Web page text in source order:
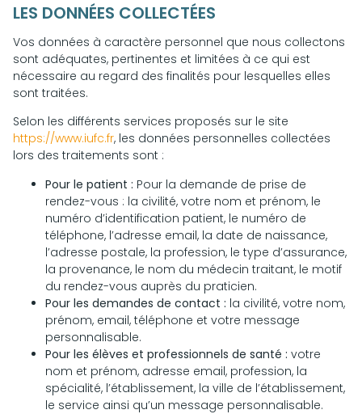
LES DONNÉES COLLECTÉES
Vos données à caractère personnel que nous collectons
sont adéquates, pertinentes et limitées à ce qui est
nécessaire au regard des finalités pour lesquelles elles
sont traitées.
Selon les différents services proposés sur le site
https://www.iufc.fr, les données personnelles collectées
lors des traitements sont :
Pour le patient : Pour la demande de prise de
rendez-vous : la civilité, votre nom et prénom, le
numéro d’identification patient, le numéro de
téléphone, l’adresse email, la date de naissance,
l’adresse postale, la profession, le type d’assurance,
la provenance, le nom du médecin traitant, le motif
du rendez-vous auprès du praticien.
Pour les demandes de contact : la civilité, votre nom,
prénom, email, téléphone et votre message
personnalisable.
Pour les élèves et professionnels de santé : votre
nom et prénom, adresse email, profession, la
spécialité, l’établissement, la ville de l’établissement,
le service ainsi qu’un message personnalisable.